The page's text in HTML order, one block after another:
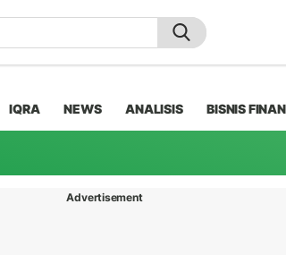
IQRA NEWS ANALISIS BISNIS
Advertisement